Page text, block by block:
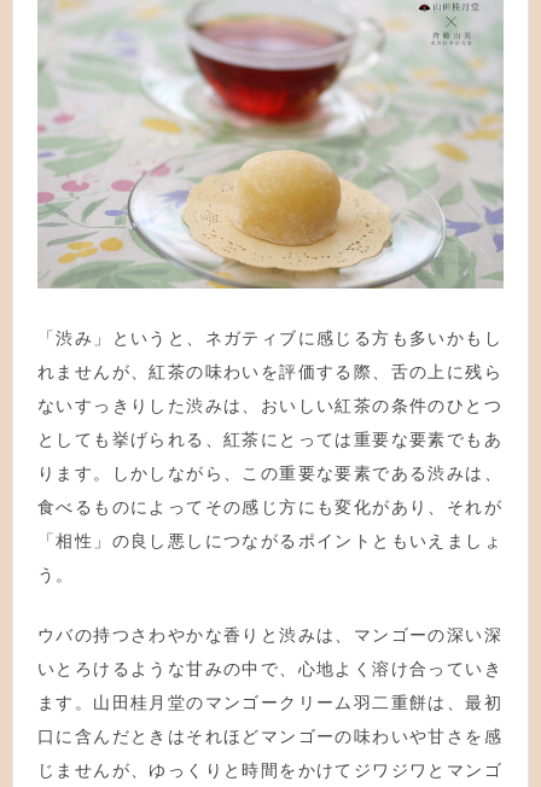
「渋み」というと、ネガティブに感じる方も多いかもし
れませんが、紅茶の味わいを評価する際、舌の上に残ら
ないすっきりした渋みは、おいしい紅茶の条件のひとつ
としても挙げられる、紅茶にとっては重要な要素でもあ
ります。しかしながら、この重要な要素である渋みは、
食べるものによってその感じ方にも変化があり、それが
「相性」の良し悪しにつながるポイントともいえましょ
う。
ウバの持つさわやかな香りと渋みは、マンゴーの深い深
いとろけるような甘みの中で、心地よく溶け合っていき
ます。山田桂月堂のマンゴークリーム羽二重餅は、最初
口に含んだときはそれほどマンゴーの味わいや甘さを感
じませんが、ゆっくりと時間をかけてジワジワとマンゴ